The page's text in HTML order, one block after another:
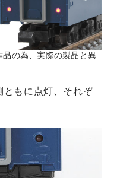
の為、実際の製品と異
ともに点灯、それぞ